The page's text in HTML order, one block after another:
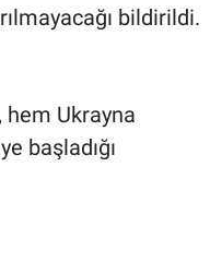
bildirildi.
hem Ukrayna
başladığı